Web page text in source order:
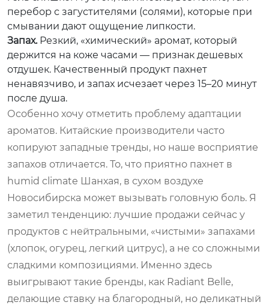
перебор с загустителями (солями), которые при
смывании дают ощущение липкости.
Запах.Резкий, «химический» аромат, который
держится на коже часами — признак дешевых
отдушек. Качественный продукт пахнет
ненавязчиво, и запах исчезает через 15–20 минут
после душа.
Особенно хочу отметить проблему адаптации
ароматов. Китайские производители часто
копируют западные тренды, но наше восприятие
запахов отличается. То, что приятно пахнет в
humid climate Шанхая, в сухом воздухе
Новосибирска может вызывать головную боль. Я
заметил тенденцию: лучшие продажи сейчас у
продуктов с нейтральными, «чистыми» запахами
(хлопок, огурец, легкий цитрус), а не со сложными
сладкими композициями. Именно здесь
выигрывают такие бренды, как Radiant Belle,
делающие ставку на благородный, но деликатный